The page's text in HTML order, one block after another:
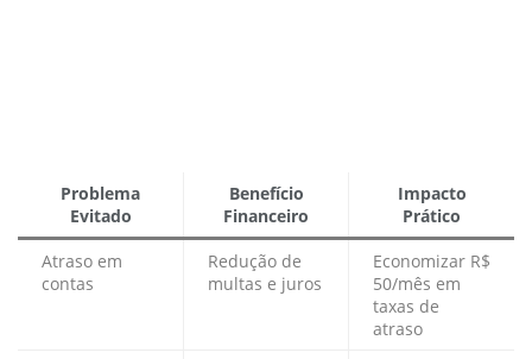
Problema
Evitado
Benefício
Financeiro
Impacto
Prático
Atraso em
contas
Redução de
multas e juros
Economizar R$
50/mês em
taxas de
atraso